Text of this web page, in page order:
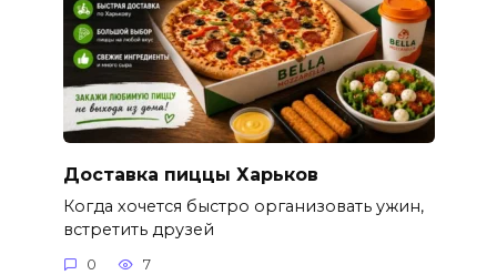
Доставка пиццы Харьков
Когда хочется быстро организовать ужин,
встретить друзей
0 7